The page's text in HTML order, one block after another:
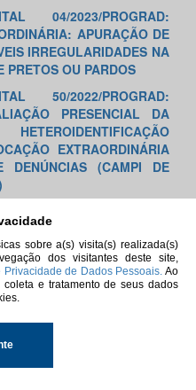
sobre a(s) visita(s) realizada(s)
dos visitantes deste site,
Privacidade de Dados Pessoais. Ao
e tratamento de seus dados
04/2023/PROGRAD:
APURAÇÃO DE
IRREGULARIDADES NA
OU PARDOS
50/2022/PROGRAD:
PRESENCIAL DA
EXTRAORDINÁRIA
DENÚNCIAS (CAMPI DE
DA AVALIAÇÃO
DE
DA CONVOCAÇÃO
APURAÇÃO DE
PPI
50/2022/PROGRAD:
POSSÍVEIS